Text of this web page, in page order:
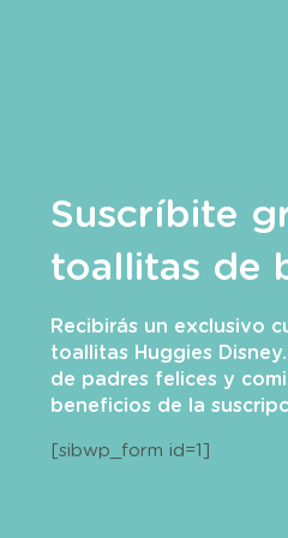
Suscríbite
toallitas de
Recibirás un exclusivo
toallitas Huggies
de padres felices y
beneficios de la
[sibwp_form id=1]